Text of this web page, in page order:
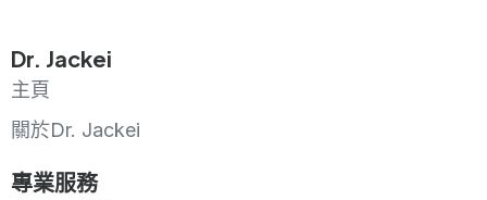
Dr. Jackei
主頁
關於Dr. Jackei
專業服務